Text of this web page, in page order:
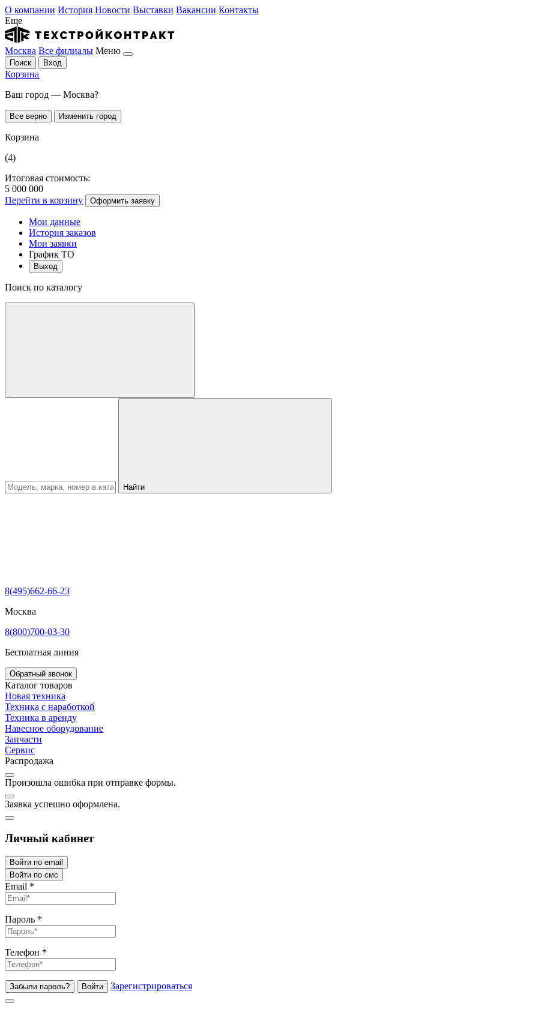
О компании История Новости Выставки Вакансии Контакты
Еще
Москва Все филиалы Меню
Поиск Вход
Корзина
Ваш город — Москва?
Все верно Изменить город
Корзина
(4)
Итоговая стоимость:
5 000 000
Перейти в корзину
Оформить заявку
Мои данные
История заказов
Мои заявки
График ТО
Выход
Поиск по каталогу
Найти
8(495)662-66-23
Москва
8(800)700-03-30
Бесплатная линия
Обратный звонок
Каталог товаров
Новая техника
Техника с наработкой
Техника в аренду
Навесное оборудование
Запчасти
Сервис
Распродажа
Произошла ошибка при отправке формы.
Заявка успешно оформлена.
Личный кабинет
Войти по email
Войти по смс
Email *
Пароль *
Телефон *
Забыли пароль? Войти Зарегистрироваться